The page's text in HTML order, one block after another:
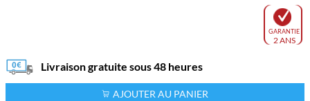
GARANTIE
2 ANS
Livraison gratuite sous 48 heures
AJOUTER AU PANIER